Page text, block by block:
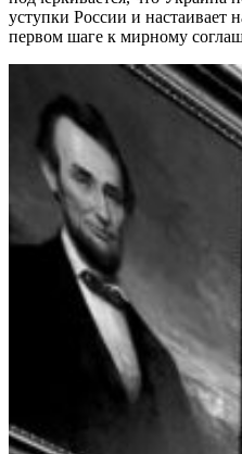
уступки России и настаивает
первом шаге к мирному